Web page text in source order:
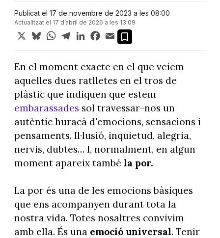
Publicat el 17 de novembre de 2023 a les 08:00
Actualitzat el 17 d’abril de 2026 a les 13:09
X BlueskyWhatsApp
TelegramLinkedInFacebook
Email
En el moment exacte en el que veiem
aquelles dues ratlletes en el tros de
plàstic que indiquen que estem
embarassades sol travessar-nos un
autèntic huracà d'emocions, sensacions i
pensaments. Il·lusió, inquietud, alegria,
nervis, dubtes… I, normalment, en algun
moment apareix també la por.
La por és una de les emocions bàsiques
que ens acompanyen durant tota la
nostra vida. Totes nosaltres convivim
amb ella. És unaemoció universal. Tenir